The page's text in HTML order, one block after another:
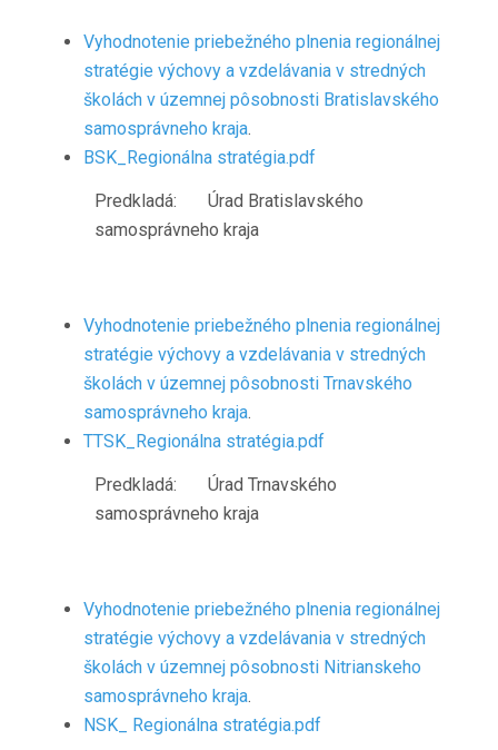
Vyhodnotenie priebežného plnenia regionálnej
stratégie výchovy a vzdelávania v stredných
školách v územnej pôsobnosti Bratislavského
samosprávneho kraja.
BSK_Regionálna stratégia.pdf
Predkladá: Úrad Bratislavského
samosprávneho kraja
Vyhodnotenie priebežného plnenia regionálnej
stratégie výchovy a vzdelávania v stredných
školách v územnej pôsobnosti Trnavského
samosprávneho kraja.
TTSK_Regionálna stratégia.pdf
Predkladá: Úrad Trnavského
samosprávneho kraja
Vyhodnotenie priebežného plnenia regionálnej
stratégie výchovy a vzdelávania v stredných
školách v územnej pôsobnosti Nitrianskeho
samosprávneho kraja.
NSK_ Regionálna stratégia.pdf